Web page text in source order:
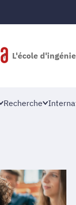
L'école
Recherche